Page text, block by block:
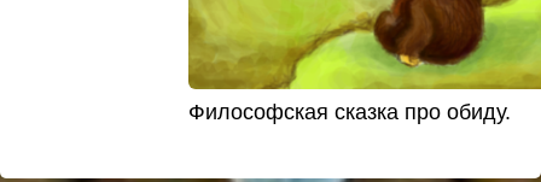
Философская сказка про обиду.